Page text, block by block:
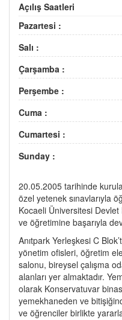
Açılış Saatleri
Pazartesi :
Salı :
Çarşamba :
Perşembe :
Cuma :
Cumartesi :
Sunday :
20.05.2005 tarihinde
özel yetenek sınavlarıyla
Kocaeli Üniversitesi
ve öğretimine başarıyla
Anıtpark Yerleşkesi C
yönetim ofisleri, öğretim
salonu, bireysel çalışma
alanları yer almaktadır.
olarak Konservatuvar
yemekhaneden ve
ve öğrenciler birlikte